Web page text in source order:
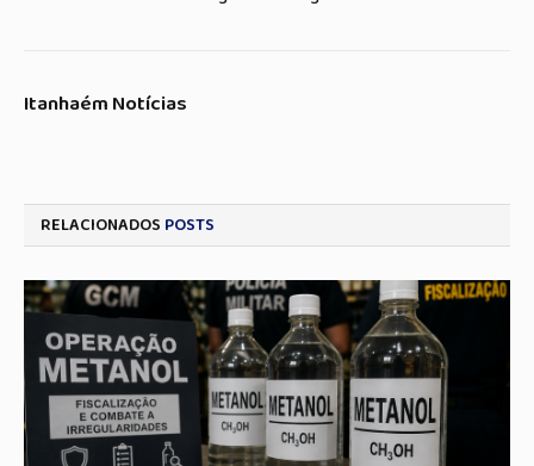
Itanhaém Notícias
RELACIONADOS POSTS